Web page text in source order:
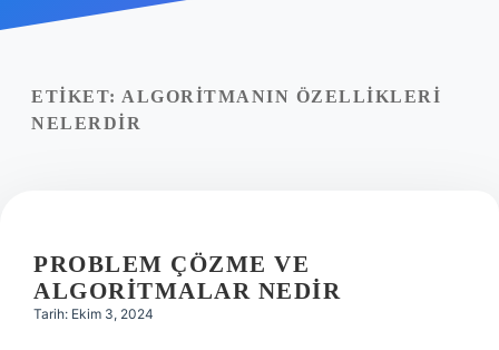
Yasal Uyarı
ETIKET: ALGORITMANIN ÖZELLIKLERI
NELERDIR
PROBLEM ÇÖZME VE
ALGORITMALAR NEDIR
Tarih: Ekim 3, 2024